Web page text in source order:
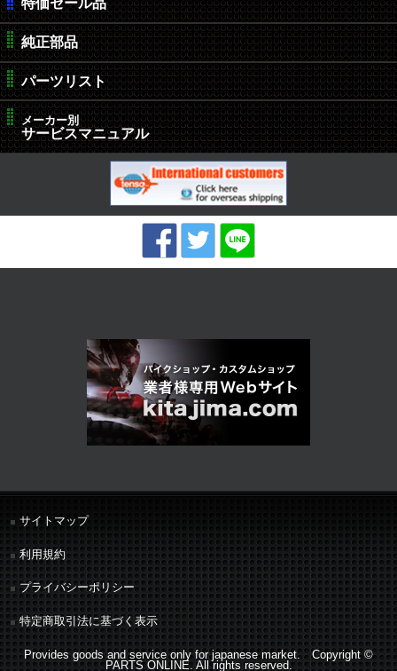
特価セール品
純正部品
パーツリスト
メーカー別
サービスマニュアル
サイトマップ
利用規約
プライバシーポリシー
特定商取引法に基づく表示
Provides goods and service only for japanese market. Copyright ©
PARTS ONLINE. All rights reserved.